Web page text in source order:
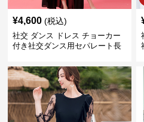
¥4,600 (税込)
社交 ダンス ドレス チョーカー
付き社交ダンス用セパレート長